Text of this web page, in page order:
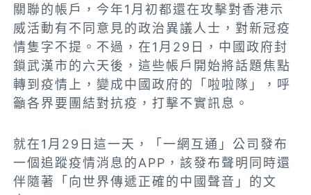
關聯的帳戶，今年1月初都還在攻擊對香港示
威活動有不同意見的政治異議人士，對新冠疫
情隻字不提。不過，在1月29日，中國政府封
鎖武漢市的六天後，這些帳戶開始將話題焦點
轉到疫情上，變成中國政府的「啦啦隊」，呼
籲各界要團結對抗疫，打擊不實訊息。
就在1月29日這一天，「一網互通」公司發布
一個追蹤疫情消息的APP，該發布聲明同時還
伴隨著「向世界傳遞正確的中國聲音」的文